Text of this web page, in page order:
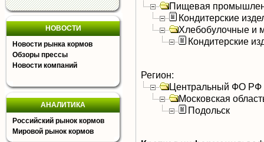
НОВОСТИ
Новости рынка кормов
Обзоры прессы
Новости компаний
АНАЛИТИКА
Российский рынок кормов
Мировой рынок кормов
Пищевая
Кондитерские
Хлебобулочные и
Кондитерские
Регион:
Центральный ФО РФ
Московская
Подольск